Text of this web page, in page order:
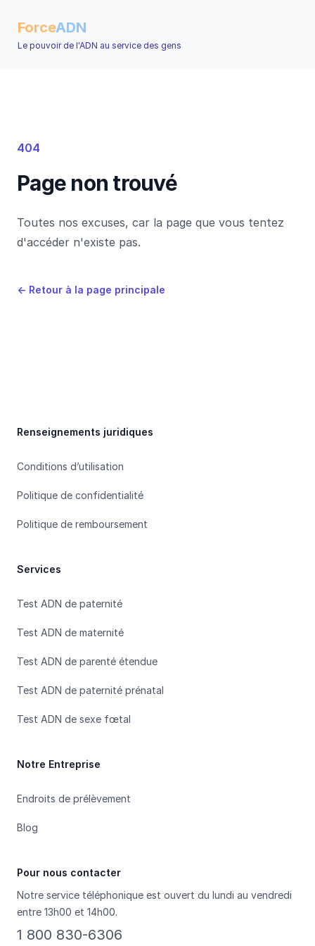
ForceADN
Le pouvoir de l'ADN au service des gens
404
Page non trouvé
Toutes nos excuses, car la page que vous tentez
d'accéder n'existe pas.
← Retour à la page principale
Renseignements juridiques
Conditions d’utilisation
Politique de confidentialité
Politique de remboursement
Services
Test ADN de paternité
Test ADN de maternité
Test ADN de parenté étendue
Test ADN de paternité prénatal
Test ADN de sexe fœtal
Notre Entreprise
Endroits de prélèvement
Blog
Pour nous contacter
Notre service téléphonique est ouvert du lundi au vendredi
entre 13h00 et 14h00.
1 800 830-6306